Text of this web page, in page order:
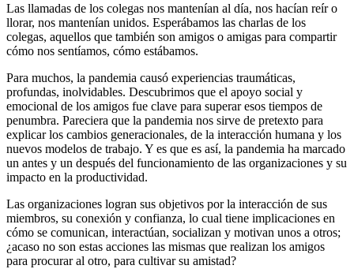
Las llamadas de los colegas nos mantenían al día, nos hacían reír o
llorar, nos mantenían unidos. Esperábamos las charlas de los
colegas, aquellos que también son amigos o amigas para compartir
cómo nos sentíamos, cómo estábamos.
Para muchos, la pandemia causó experiencias traumáticas,
profundas, inolvidables. Descubrimos que el apoyo social y
emocional de los amigos fue clave para superar esos tiempos de
penumbra. Pareciera que la pandemia nos sirve de pretexto para
explicar los cambios generacionales, de la interacción humana y los
nuevos modelos de trabajo. Y es que es así, la pandemia ha marcado
un antes y un después del funcionamiento de las organizaciones y su
impacto en la productividad.
Las organizaciones logran sus objetivos por la interacción de sus
miembros, su conexión y confianza, lo cual tiene implicaciones en
cómo se comunican, interactúan, socializan y motivan unos a otros;
¿acaso no son estas acciones las mismas que realizan los amigos
para procurar al otro, para cultivar su amistad?